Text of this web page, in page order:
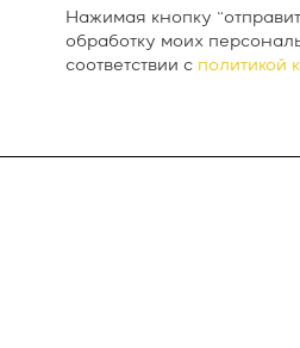
Нажимая кнопку
обработку моих
соответствии с политикой